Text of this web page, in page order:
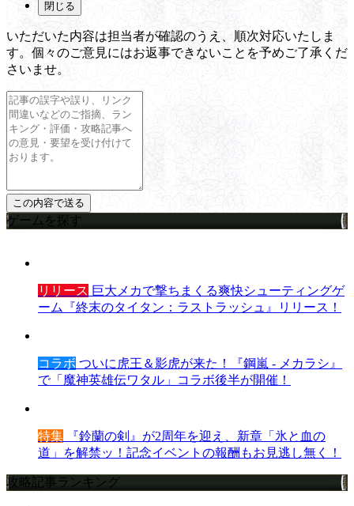
閉じる
いただいた内容は担当者が確認のうえ、順次対応いたしま
す。個々のご意見にはお返事できないことを予めご了承くだ
さいませ。
ゲームを探す
リリース 巨大メカで撃ちまくる爽快シューティングゲ
ーム『終末のタイタン：ラストラッシュ』リリース！
コラボ ついに虎王＆影虎が来た！『鋼嵐 - メカラシ』
で「魔神英雄伝ワタル」コラボ後半が開催！
特集 『鈴蘭の剣』が2周年を迎え、新章「氷と血の
道」を解禁ッ！記念イベントの報酬もお見逃し無く！
攻略記事ランキング